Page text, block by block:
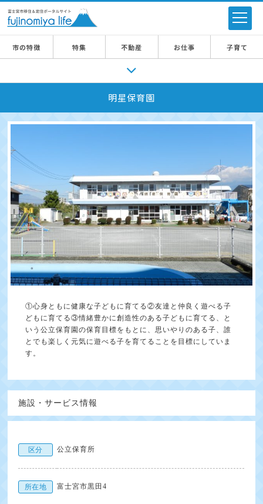
市の特徴 特集 不動産 お仕事 子育て
明星保育園
①心身ともに健康な子どもに育てる②友達と仲良く遊べる子
どもに育てる③情緒豊かに創造性のある子どもに育てる、と
いう公立保育園の保育目標をもとに、思いやりのある子、誰
とでも楽しく元気に遊べる子を育てることを目標にしていま
す。
施設・サービス情報
区分 公立保育所
所在地 富士宮市黒田4